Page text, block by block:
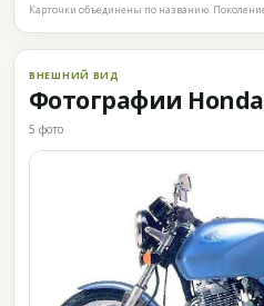
Карточки объединены по названию.
ВНЕШНИЙ ВИД
Фотографии Honda
5 фото